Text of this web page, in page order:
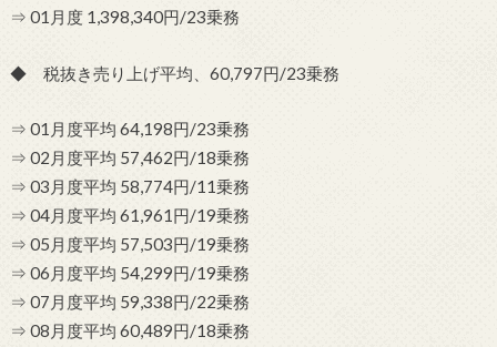
⇒ 01月度 1,398,340円/23乗務
◆ 税抜き売り上げ平均、60,797円/23乗務
⇒ 01月度平均 64,198円/23乗務
⇒ 02月度平均 57,462円/18乗務
⇒ 03月度平均 58,774円/11乗務
⇒ 04月度平均 61,961円/19乗務
⇒ 05月度平均 57,503円/19乗務
⇒ 06月度平均 54,299円/19乗務
⇒ 07月度平均 59,338円/22乗務
⇒ 08月度平均 60,489円/18乗務